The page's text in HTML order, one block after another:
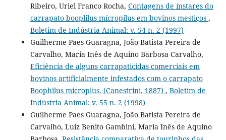
Ribeiro, Uriel Franco Rocha, Contagens de ínstares do
carrapato booplilus mícropilus em bovinos mestiços ,
Boletim de Indústria Animal: v. 54 n. 2 (1997)
Guilherme Paes Guaragna, João Batista Pereira de
Carvalho, Maria Inês de Aquino Barbosa Carvalho,
Eficiência de alguns carrapaticidas comerciais em
bovinos artificialmente infestados com o carrapato
Boophilus microplus. (Canestrini, 1887) , Boletim de
Indústria Animal: v. 55 n. 2 (1998)
Guilherme Paes Guaragna, João Batista Pereira de
Carvalho, Luiz Benito Gambini, Maria Inês de Aquino